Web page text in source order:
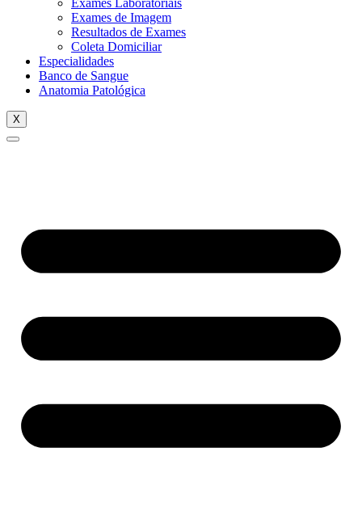
Exames Laboratoriais
Exames de Imagem
Resultados de Exames
Coleta Domiciliar
Especialidades
Banco de Sangue
Anatomia Patológica
X